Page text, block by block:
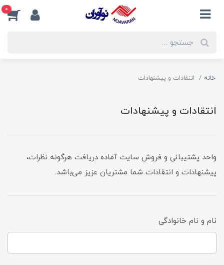
0
خانه انتقادات و پیشنهادات
انتقادات و پیشنهادات
واحد پشتیبانی و فروش سایت آماده دریافت هرگونه نظرات،
پیشنهادات و انتقادات شما مشتریان عزیز می‌باشد.
نام و نام خانوادگی